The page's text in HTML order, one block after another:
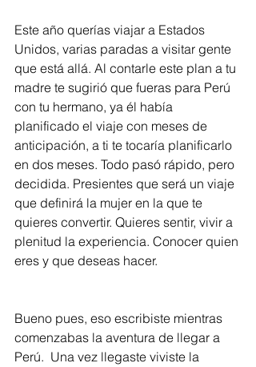
Este año querías viajar a Estados
Unidos, varias paradas a visitar gente
que está allá. Al contarle este plan a tu
madre te sugirió que fueras para Perú
con tu hermano, ya él había
planificado el viaje con meses de
anticipación, a ti te tocaría planificarlo
en dos meses. Todo pasó rápido, pero
decidida. Presientes que será un viaje
que definirá la mujer en la que te
quieres convertir. Quieres sentir, vivir a
plenitud la experiencia. Conocer quien
eres y que deseas hacer.
Bueno pues, eso escribiste mientras
comenzabas la aventura de llegar a
Perú.  Una vez llegaste viviste la